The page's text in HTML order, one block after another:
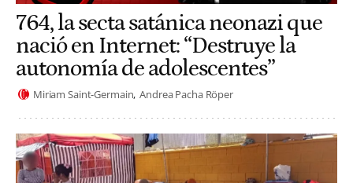
764, la secta satánica neonazi que
nació en Internet: “Destruye la
autonomía de adolescentes”
Miriam Saint-Germain Andrea Pacha Röper